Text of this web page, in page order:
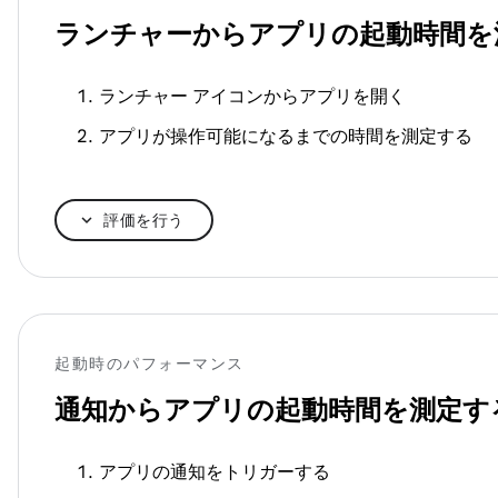
ランチャーからアプリの起動時間
ランチャー アイコンからアプリを開く
アプリが操作可能になるまでの時間を測定する
評価を行う
起動時のパフォーマンス
通知からアプリの起動時間を測定す
アプリの通知をトリガーする